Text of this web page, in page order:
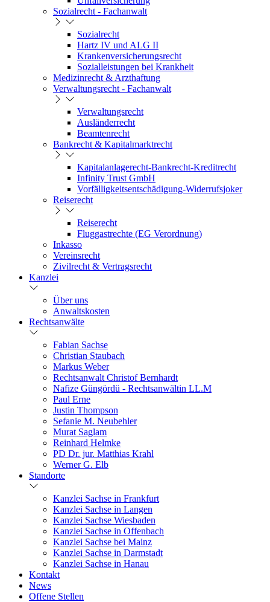
Sozialrecht - Fachanwalt
Sozialrecht
Hartz IV und ALG II
Krankenversicherungsrecht
Sozialleistungen bei Krankheit
Medizinrecht & Arzthaftung
Verwaltungsrecht - Fachanwalt
Verwaltungsrecht
Ausländerrecht
Beamtenrecht
Bankrecht & Kapitalmarktrecht
Kapitalanlagerecht-Bankrecht-Kreditrecht
Infinity Trust GmbH
Vorfälligkeitsentschädigung-Widerrufsjoker
Reiserecht
Reiserecht
Fluggastrechte (EG Verordnung)
Inkasso
Vereinsrecht
Zivilrecht & Vertragsrecht
Kanzlei
Über uns
Anwaltskosten
Rechtsanwälte
Fabian Sachse
Christian Staubach
Markus Weber
Rechtsanwalt Christof Bernhardt
Nafize Güngördü - Rechtsanwältin LL.M
Paul Erne
Justin Thompson
Sefanie M. Neubehler
Murat Saglam
Reinhard Helmke
PD Dr. jur. Matthias Krahl
Werner G. Elb
Standorte
Kanzlei Sachse in Frankfurt
Kanzlei Sachse in Langen
Kanzlei Sachse Wiesbaden
Kanzlei Sachse in Offenbach
Kanzlei Sachse bei Mainz
Kanzlei Sachse in Darmstadt
Kanzlei Sachse in Hanau
Kontakt
News
Offene Stellen